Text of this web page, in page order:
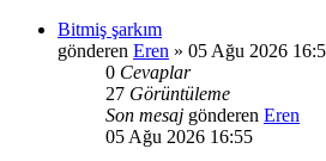
Bitmiş şarkım
gönderen Eren » 05 Ağu 2026
0 Cevaplar
27 Görüntüleme
Son mesaj gönderen Eren
05 Ağu 2026 16:55